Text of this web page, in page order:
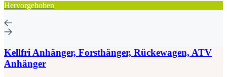
Hervorgehoben
Kellfri Anhänger, Forsthänger, Rückewagen, ATV
Anhänger